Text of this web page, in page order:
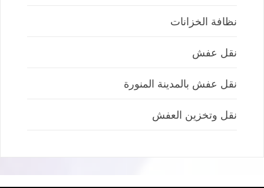
نظافة الخزانات
نقل عفش
نقل عفش بالمدينة المنورة
نقل وتخزين العفش